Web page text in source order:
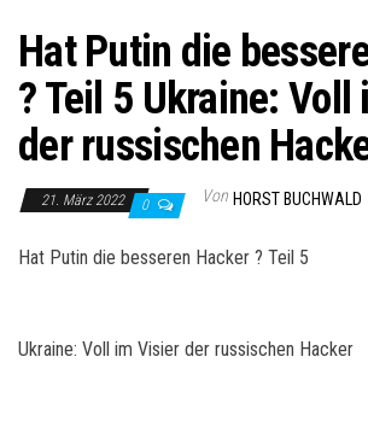
Hat Putin die
? Teil 5 Ukraine:
der russischen
21. März 2022 0 Von HORST BUCHWALD
Hat Putin die besseren Hacker ? Teil 5
Ukraine: Voll im Visier der russischen Hacker